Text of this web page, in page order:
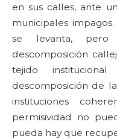
en sus calles, ante
municipales
se levanta,
descomposición
tejido
descomposición de
instituciones
permisividad no
pueda hay que